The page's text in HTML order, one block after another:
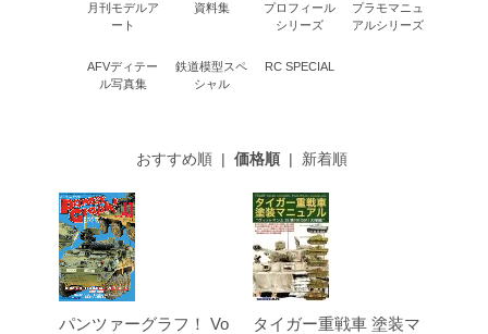
月刊モデルア
ート
資料集
プロフィール
シリーズ
プラモマニュ
アルシリーズ
AFVディテー
ル写真集
鉄道模型スペ
シャル
RC SPECIAL
おすすめ順 |価格順 | 新着順
パンツァーグラフ！ Vo
タイガー重戦車 塗装マ